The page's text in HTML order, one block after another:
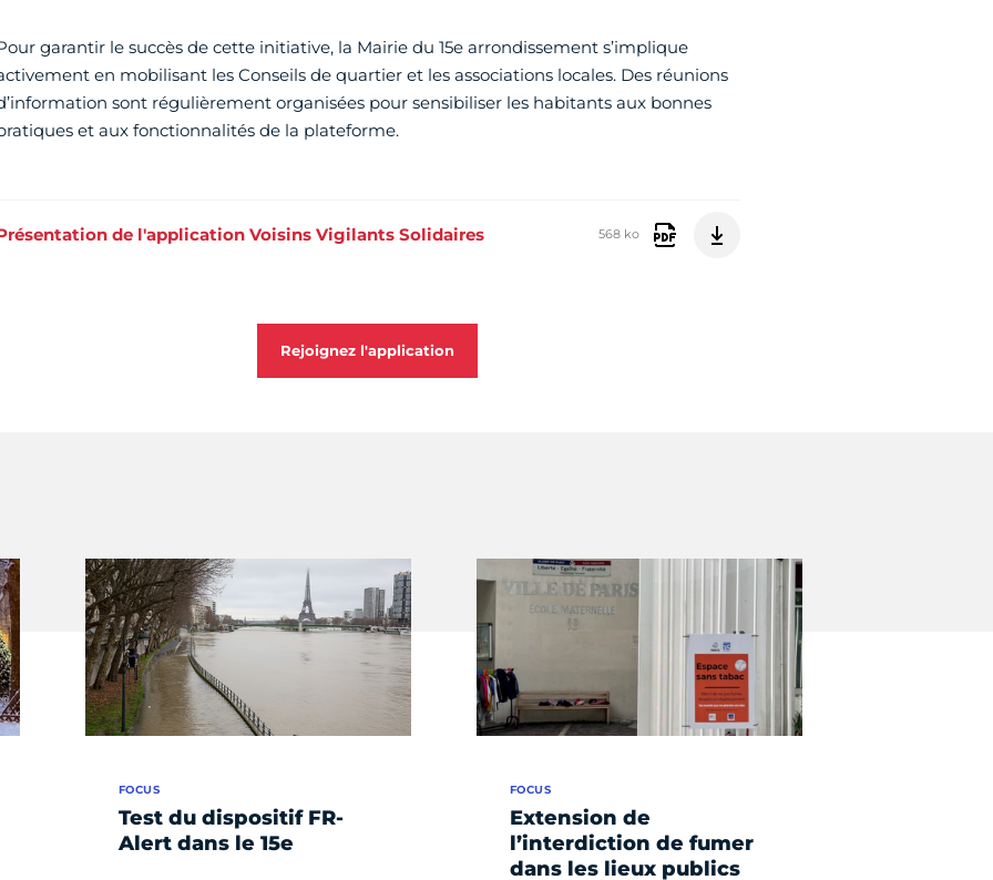
garantir le succès de cette initiative, la Mairie du 15e arrondissement s’implique
en mobilisant les Conseils de quartier et les associations locales. Des réunions
sont régulièrement organisées pour sensibiliser les habitants aux bonnes
et aux fonctionnalités de la plateforme.
de l'application Voisins Vigilants Solidaires 568 ko
Rejoignez l'application
Test du dispositif FR-
Alert dans le 15e
FOCUS
Extension de
l’interdiction de fumer
dans les lieux publics
FOCUS